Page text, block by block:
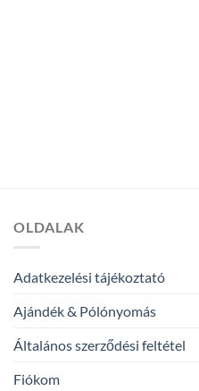
OLDALAK
Adatkezelési tájékoztató
Ajándék & Pólónyomás
Általános szerződési feltétel
Fiókom